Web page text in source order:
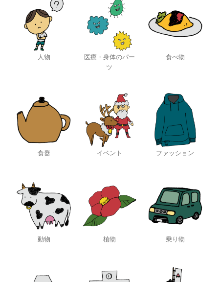
人物
医療・身体のパー
ツ
食べ物
食器 イベント ファッション
動物 植物 乗り物